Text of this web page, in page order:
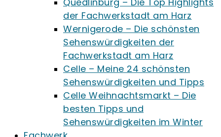
der Fachwerkstadt am Harz
Wernigerode – Die schönsten
Sehenswürdigkeiten der
Fachwerkstadt am Harz
Celle – Meine 24 schönsten
Sehenswürdigkeiten und Tipps
Celle Weihnachtsmarkt – Die
besten Tipps und
Sehenswürdigkeiten im Winter